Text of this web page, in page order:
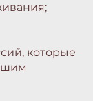
которые